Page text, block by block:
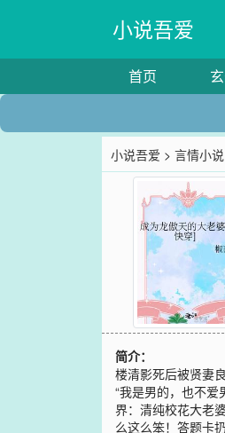
小说吾爱
首页
小说吾爱 >言情小说
简介：
楼清影死后被贤妻
“我是男的，也不
界：清纯校花大老
么这么笨！答题卡